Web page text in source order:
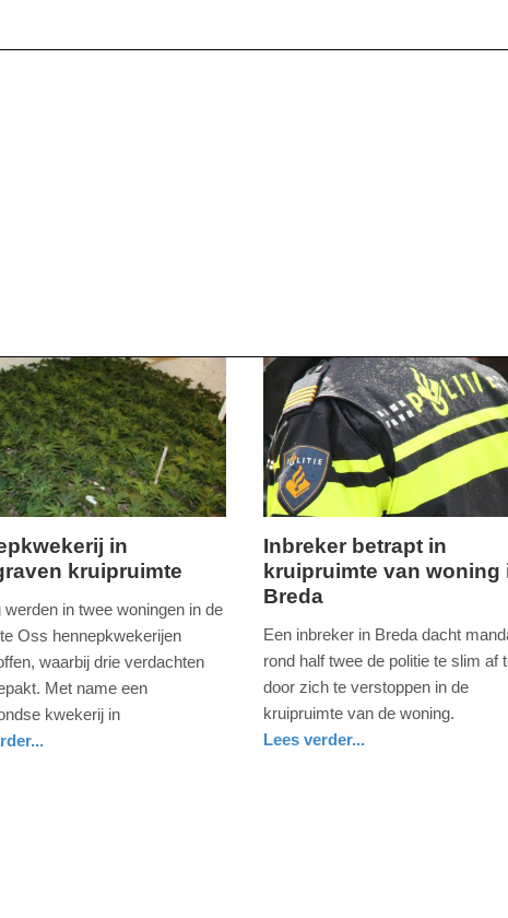
04-
in
kruipruimte
werden in twee woningen in de
Oss hennepkwekerijen
waarbij drie verdachten
Met name een
kwekerij in
dinsdag,
29.
Inbreker betrapt in
kruipruimte van woning
Breda
Een inbreker in Breda dacht
rond half twee de politie te slim af
door zich te verstoppen in de
kruipruimte van de woning.
Lees verder...